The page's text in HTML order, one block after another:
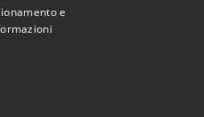
e